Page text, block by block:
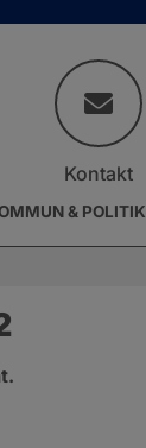
& POLITIK
Kontakt